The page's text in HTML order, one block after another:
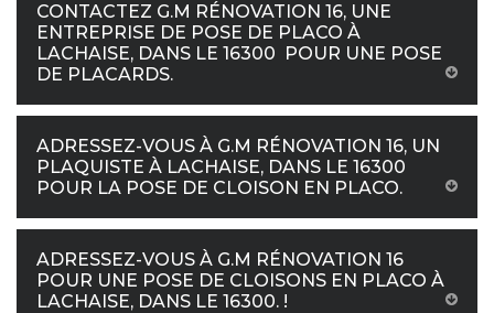
CONTACTEZ G.M RÉNOVATION 16, UNE
ENTREPRISE DE POSE DE PLACO À
LACHAISE, DANS LE 16300 POUR UNE POSE
DE PLACARDS.
ADRESSEZ-VOUS À G.M RÉNOVATION 16, UN
PLAQUISTE À LACHAISE, DANS LE 16300
POUR LA POSE DE CLOISON EN PLACO.
ADRESSEZ-VOUS À G.M RÉNOVATION 16
POUR UNE POSE DE CLOISONS EN PLACO À
LACHAISE, DANS LE 16300. !